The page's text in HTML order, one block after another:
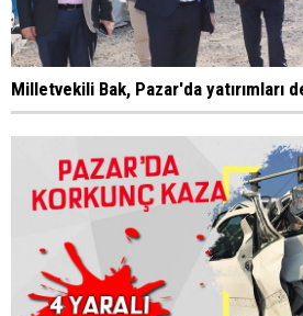
Milletvekili Bak, Pazar'da yatırımları